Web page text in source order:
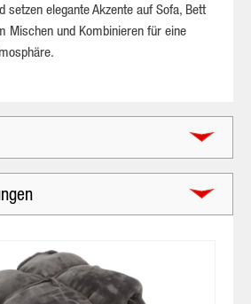
setzen elegante Akzente auf Sofa, Bett
Mischen und Kombinieren für eine